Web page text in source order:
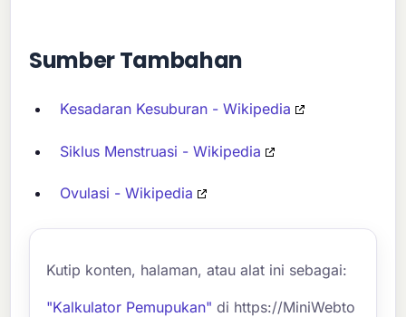
Sumber Tambahan
Kesadaran Kesuburan - Wikipedia
Siklus Menstruasi - Wikipedia
Ovulasi - Wikipedia
Kutip konten, halaman, atau alat ini sebagai:
"Kalkulator Pemupukan" di https://MiniWebto